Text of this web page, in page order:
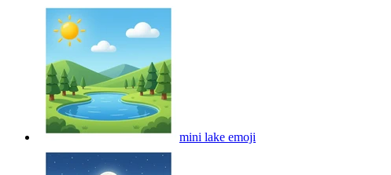
mini lake emoji